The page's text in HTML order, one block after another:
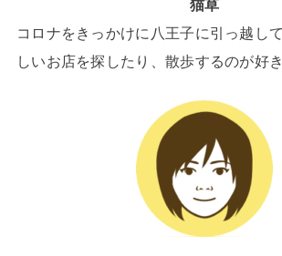
猫草
コロナをきっかけに八王子に引っ越し
しいお店を探したり、散歩するのが好